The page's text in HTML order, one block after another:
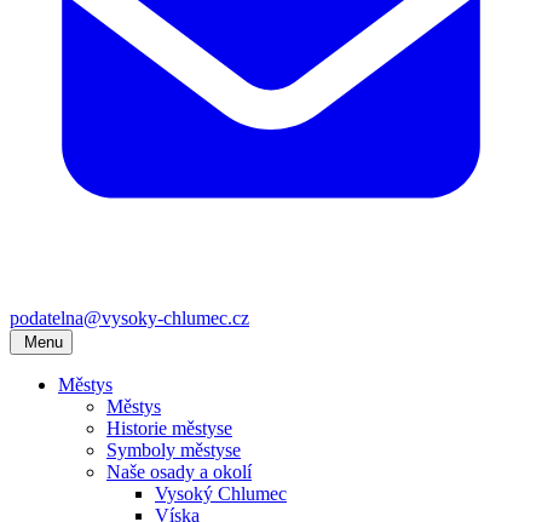
podatelna@vysoky-chlumec.cz
Menu
Městys
Městys
Historie městyse
Symboly městyse
Naše osady a okolí
Vysoký Chlumec
Víska